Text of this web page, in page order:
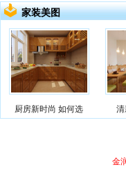
家装美图
厨房新时尚 如何选
金